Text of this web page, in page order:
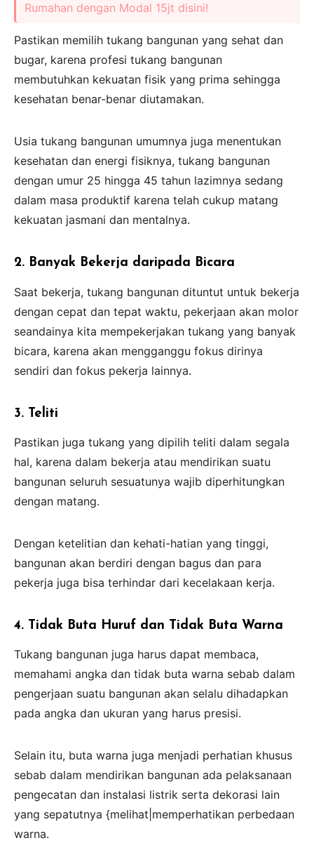
Rumahan dengan Modal 15jt disini!
Pastikan memilih tukang bangunan yang sehat dan
bugar, karena profesi tukang bangunan
membutuhkan kekuatan fisik yang prima sehingga
kesehatan benar-benar diutamakan.
Usia tukang bangunan umumnya juga menentukan
kesehatan dan energi fisiknya, tukang bangunan
dengan umur 25 hingga 45 tahun lazimnya sedang
dalam masa produktif karena telah cukup matang
kekuatan jasmani dan mentalnya.
2. Banyak Bekerja daripada Bicara
Saat bekerja, tukang bangunan dituntut untuk bekerja
dengan cepat dan tepat waktu, pekerjaan akan molor
seandainya kita mempekerjakan tukang yang banyak
bicara, karena akan mengganggu fokus dirinya
sendiri dan fokus pekerja lainnya.
3. Teliti
Pastikan juga tukang yang dipilih teliti dalam segala
hal, karena dalam bekerja atau mendirikan suatu
bangunan seluruh sesuatunya wajib diperhitungkan
dengan matang.
Dengan ketelitian dan kehati-hatian yang tinggi,
bangunan akan berdiri dengan bagus dan para
pekerja juga bisa terhindar dari kecelakaan kerja.
4. Tidak Buta Huruf dan Tidak Buta Warna
Tukang bangunan juga harus dapat membaca,
memahami angka dan tidak buta warna sebab dalam
pengerjaan suatu bangunan akan selalu dihadapkan
pada angka dan ukuran yang harus presisi.
Selain itu, buta warna juga menjadi perhatian khusus
sebab dalam mendirikan bangunan ada pelaksanaan
pengecatan dan instalasi listrik serta dekorasi lain
yang sepatutnya {melihat|memperhatikan perbedaan
warna.